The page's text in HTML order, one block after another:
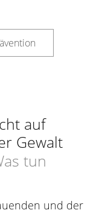
auf
Gewalt
tun
und der